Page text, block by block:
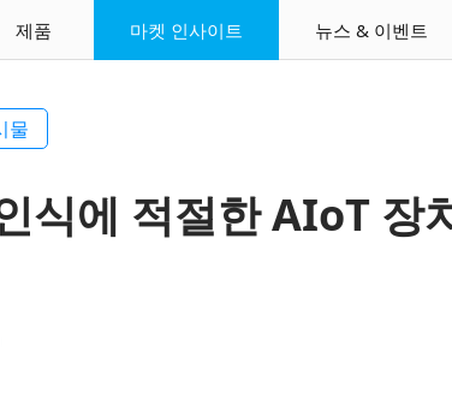
제품 마켓 인사이트 뉴스 & 이벤트
물
식에 적절한 AIoT 장